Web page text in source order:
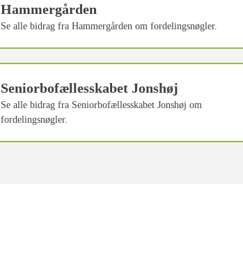
Hammergården
Se alle bidrag fra Hammergården om fordelingsnøgler.
Seniorbofællesskabet Jonshøj
Se alle bidrag fra Seniorbofællesskabet Jonshøj om
fordelingsnøgler.